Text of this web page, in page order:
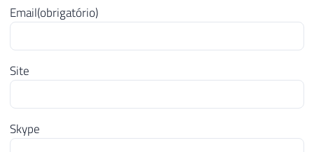
Email(obrigatório)
Site
Skype